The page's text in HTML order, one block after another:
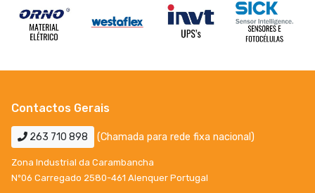
Contactos Gerais
263 710 898 (Chamada para rede fixa nacional)
Zona Industrial da Carambancha
Nº06 Carregado 2580-461 Alenquer Portugal